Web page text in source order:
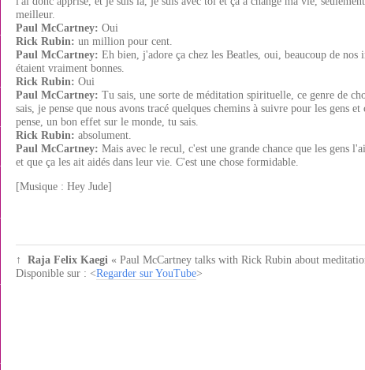
meilleur.
Paul McCartney: Oui
Rick Rubin: un million pour cent.
Paul McCartney: Eh bien, j'adore ça chez les Beatles, oui, beaucoup de nos
étaient vraiment bonnes.
Rick Rubin: Oui
Paul McCartney: Tu sais, une sorte de méditation spirituelle, ce genre de
sais, je pense que nous avons tracé quelques chemins à suivre pour les gens et
pense, un bon effet sur le monde, tu sais.
Rick Rubin: absolument.
Paul McCartney: Mais avec le recul, c'est une grande chance que les gens
et que ça les ait aidés dans leur vie. C'est une chose formidable.
[Musique : Hey Jude]
↑ Raja Felix Kaegi « Paul McCartney talks with Rick Rubin about
Disponible sur : <Regarder sur YouTube>